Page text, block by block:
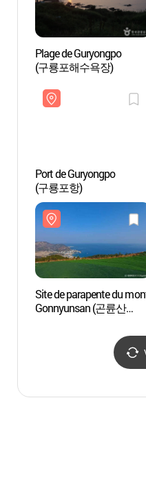
Plage de Guryongpo
(구룡포해수욕장)
Port de Guryongpo
(구룡포항)
Site de parapente du
Gonnyunsan (곤륜산